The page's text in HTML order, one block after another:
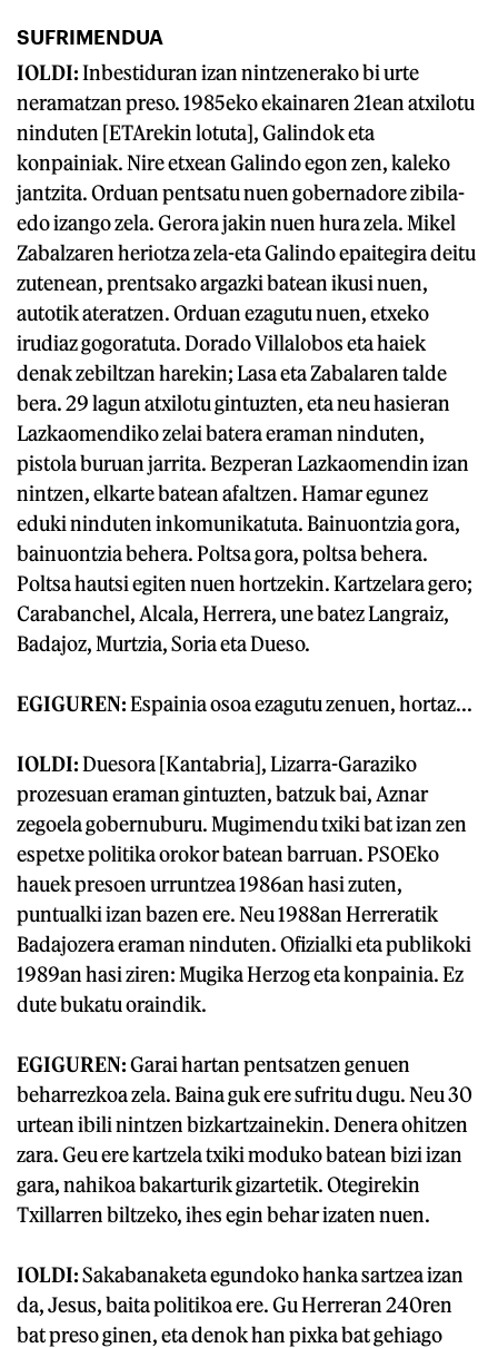
SUFRIMENDUA
IOLDI:Inbestiduran izan nintzenerako bi urte
neramatzan preso. 1985eko ekainaren 21ean atxilotu
ninduten [ETArekin lotuta], Galindok eta
konpainiak. Nire etxean Galindo egon zen, kaleko
jantzita. Orduan pentsatu nuen gobernadore zibila-
edo izango zela. Gerora jakin nuen hura zela. Mikel
Zabalzaren heriotza zela-eta Galindo epaitegira deitu
zutenean, prentsako argazki batean ikusi nuen,
autotik ateratzen. Orduan ezagutu nuen, etxeko
irudiaz gogoratuta. Dorado Villalobos eta haiek
denak zebiltzan harekin; Lasa eta Zabalaren talde
bera. 29 lagun atxilotu gintuzten, eta neu hasieran
Lazkaomendiko zelai batera eraman ninduten,
pistola buruan jarrita. Bezperan Lazkaomendin izan
nintzen, elkarte batean afaltzen. Hamar egunez
eduki ninduten inkomunikatuta. Bainuontzia gora,
bainuontzia behera. Poltsa gora, poltsa behera.
Poltsa hautsi egiten nuen hortzekin. Kartzelara gero;
Carabanchel, Alcala, Herrera, une batez Langraiz,
Badajoz, Murtzia, Soria eta Dueso.
EGIGUREN:Espainia osoa ezagutu zenuen, hortaz...
IOLDI:Duesora [Kantabria], Lizarra-Garaziko
prozesuan eraman gintuzten, batzuk bai, Aznar
zegoela gobernuburu. Mugimendu txiki bat izan zen
espetxe politika orokor batean barruan. PSOEko
hauek presoen urruntzea 1986an hasi zuten,
puntualki izan bazen ere. Neu 1988an Herreratik
Badajozera eraman ninduten. Ofizialki eta publikoki
1989an hasi ziren: Mugika Herzog eta konpainia. Ez
dute bukatu oraindik.
EGIGUREN:Garai hartan pentsatzen genuen
beharrezkoa zela. Baina guk ere sufritu dugu. Neu 30
urtean ibili nintzen bizkartzainekin. Denera ohitzen
zara. Geu ere kartzela txiki moduko batean bizi izan
gara, nahikoa bakarturik gizartetik. Otegirekin
Txillarren biltzeko, ihes egin behar izaten nuen.
IOLDI:Sakabanaketa egundoko hanka sartzea izan
da, Jesus, baita politikoa ere. Gu Herreran 240ren
bat preso ginen, eta denok han pixka bat gehiago